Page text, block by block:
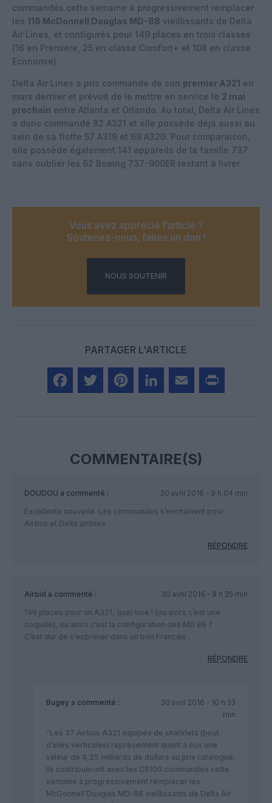
commandés cette semaine à progressivement remplacer
les 116 McDonnell Douglas MD-88 vieillissants de Delta
Air Lines, et configurés pour 149 places en trois classes
(16 en Première, 25 en classe Comfort+ et 108 en classe
Economie).
Delta Air Lines a pris commande de son premier A321 en
mars dernier et prévoit de le mettre en service le 2 mai
prochain entre Atlanta et Orlando. Au total, Delta Air Lines
a donc commandé 82 A321 et elle possède déjà aussi au
sein de sa flotte 57 A319 et 69 A320. Pour comparaison,
elle possède également 141 appareils de la famille 737
sans oublier les 62 Boeing 737-900ER restant à livrer.
Vous avez apprécié l’article ?
Soutenez-nous, faites un don !
NOUS SOUTENIR
PARTAGER L'ARTICLE
COMMENTAIRE(S)
DOUDOU a commenté :
30 avril 2016 - 9 h 04 min
Excellente nouvelle. Les commandes s’enchaînent pour
Airbus et Delta airlines
RÉPONDRE
Airbid a commenté :
30 avril 2016 - 9 h 25 min
149 places pour un A321, quel luxe ! (ou alors c’est une
coquille), ou alors c’est la configuration des MD 88 ?
C’est dur de s’exprimer dans un bon Français .
RÉPONDRE
Bugey a commenté :
30 avril 2016 - 10 h 33
min
“Les 37 Airbus A321 équipés de sharklets (bout
d’ailes verticales) représentent quant à eux une
valeur de 4,25 milliards de dollars au prix catalogue.
Ils contribueront avec les CS100 commandés cette
semaine à progressivement remplacer les
McDonnell Douglas MD-88 vieillissants de Delta Air